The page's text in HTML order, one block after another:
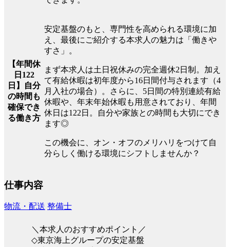
【年間休
日122
日】自分
の時間も
確保でき
る働き方
安定基盤のもと、専門性を高められる環境に加
え、最後にご紹介する本求人の魅力は「働きや
すさ」。
まず本求人は土日祝休みの完全週休2日制。加え
て有給休暇は初年度から16日間付与されます（4
月入社の場合）。さらに、5日間の特別連続有給
休暇や、年末年始休暇も用意されており、年間
休日は122日。自分や家族との時間も大切にでき
ます◎
この機会に、オン・オフのメリハリをつけて自
分らしく働ける環境にシフトしませんか？
仕事内容
物流・配送 整備士
＼本求人のおすすめポイント／
◇東京海上グループの安定基盤